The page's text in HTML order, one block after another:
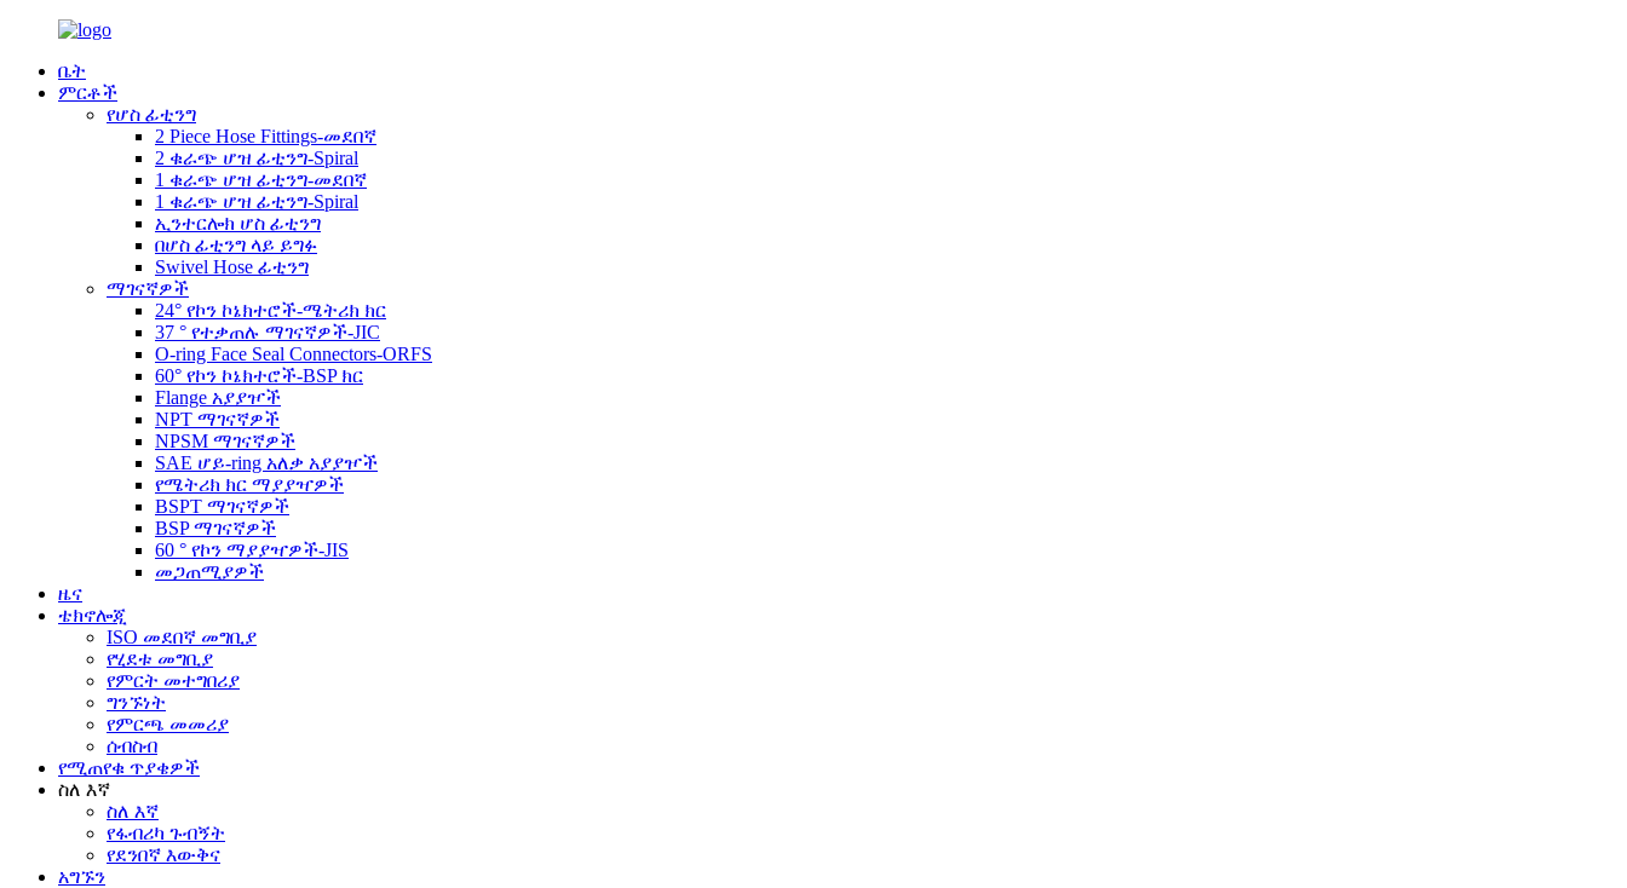
ቤት
ምርቶች
የሆስ ፊቲንግ
2 Piece Hose Fittings-መደበኛ
2 ቁራጭ ሆዝ ፊቲንግ-Spiral
1 ቁራጭ ሆዝ ፊቲንግ-መደበኛ
1 ቁራጭ ሆዝ ፊቲንግ-Spiral
ኢንተርሎክ ሆስ ፊቲንግ
በሆስ ፊቲንግ ላይ ይግፉ
Swivel Hose ፊቲንግ
ማገናኛዎች
24° የኮን ኮኔክተሮች-ሜትሪክ ክር
37 ° የተቃጠሉ ማገናኛዎች-JIC
O-ring Face Seal Connectors-ORFS
60° የኮን ኮኔክተሮች-BSP ክር
Flange አያያዦች
NPT ማገናኛዎች
NPSM ማገናኛዎች
SAE ሆይ-ring አለቃ አያያዦች
የሜትሪክ ክር ማያያዣዎች
BSPT ማገናኛዎች
BSP ማገናኛዎች
60 ° የኮን ማያያዣዎች-JIS
መጋጠሚያዎች
ዜና
ቴክኖሎጂ
ISO መደበኛ መግቢያ
የሂደቱ መግቢያ
የምርት መተግበሪያ
ግንኙነት
የምርጫ መመሪያ
ሰብስብ
የሚጠየቁ ጥያቄዎች
ስለ እኛ
ስለ እኛ
የፋብሪካ ጉብኝት
የደንበኛ እውቅና
አግኙን